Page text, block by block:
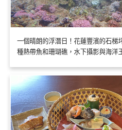
一個晴朗的浮潛日！花蓮豐濱的石梯
種熱帶魚和珊瑚礁，水下攝影與海洋